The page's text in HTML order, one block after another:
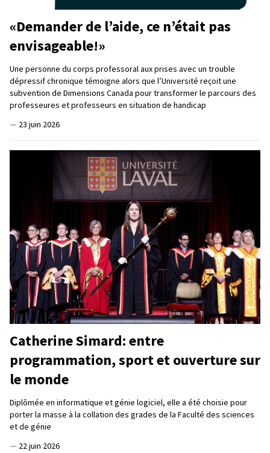
«Demander de l’aide, ce n’était pas
envisageable!»
Une personne du corps professoral aux prises avec un trouble
dépressif chronique témoigne alors que l’Université reçoit une
subvention de Dimensions Canada pour transformer le parcours des
professeures et professeurs en situation de handicap
— 23 juin 2026
Catherine Simard: entre
programmation, sport et ouverture sur
le monde
Diplômée en informatique et génie logiciel, elle a été choisie pour
porter la masse à la collation des grades de la Faculté des sciences
et de génie
— 22 juin 2026